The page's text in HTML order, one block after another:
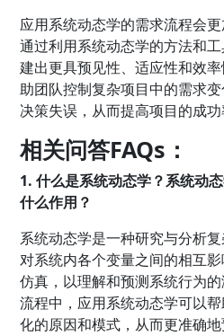
应用系统动态学的需求流程会更
通过利用系统动态学的方法和
建出更具预见性、适应性和效
助团队控制复杂项目中的需求
决策失误，从而提高项目的成功
相关问答FAQs：
1. 什么是系统动态学？系统动
什么作用？
系统动态学是一种研究与分析
对系统内各个变量之间的相互
仿真，以理解和预测系统行为
流程中，应用系统动态学可以
化的原因和模式，从而更准确地